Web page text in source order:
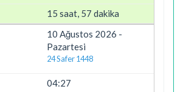
15 saat, 57 dakika
10 Ağustos 2026 -
Pazartesi
24 Safer 1448
04:27